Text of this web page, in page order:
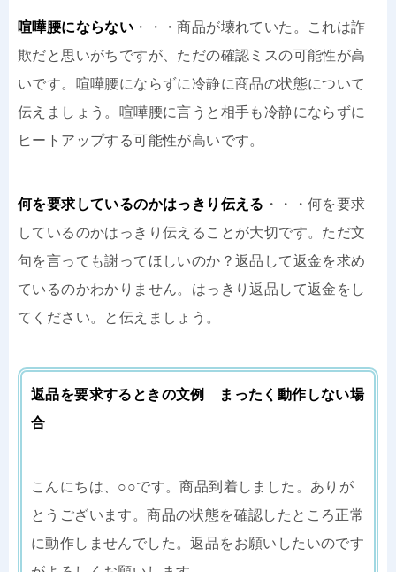
喧嘩腰にならない ・・・商品が壊れていた。これは詐
欺だと思いがちですが、ただの確認ミスの可能性が高
いです。喧嘩腰にならずに冷静に商品の状態について
伝えましょう。喧嘩腰に言うと相手も冷静にならずに
ヒートアップする可能性が高いです。
何を要求しているのかはっきり伝える ・・・何を要求
しているのかはっきり伝えることが大切です。ただ文
句を言っても謝ってほしいのか？返品して返金を求め
ているのかわかりません。はっきり返品して返金をし
てください。と伝えましょう。
返品を要求するときの文例 まったく動作しない場
合
こんにちは、○○です。商品到着しました。ありが
とうございます。商品の状態を確認したところ正常
に動作しませんでした。返品をお願いしたいのです